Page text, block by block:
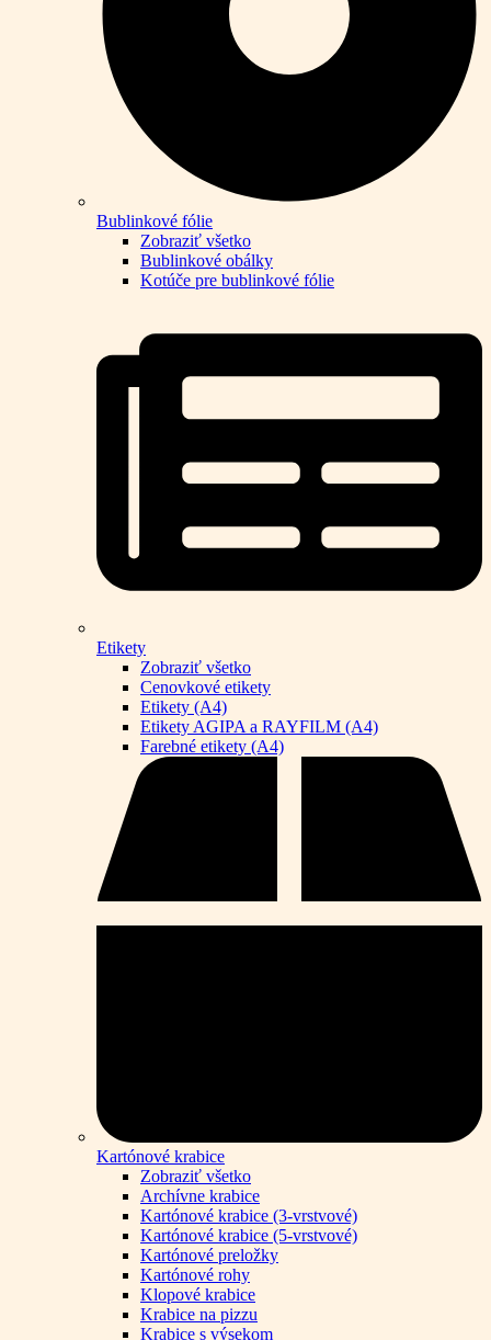
Bublinkové fólie
Zobraziť všetko
Bublinkové obálky
Kotúče pre bublinkové fólie
Etikety
Zobraziť všetko
Cenovkové etikety
Etikety (A4)
Etikety AGIPA a RAYFILM (A4)
Farebné etikety (A4)
Kartónové krabice
Zobraziť všetko
Archívne krabice
Kartónové krabice (3-vrstvové)
Kartónové krabice (5-vrstvové)
Kartónové preložky
Kartónové rohy
Klopové krabice
Krabice na pizzu
Krabice s výsekom